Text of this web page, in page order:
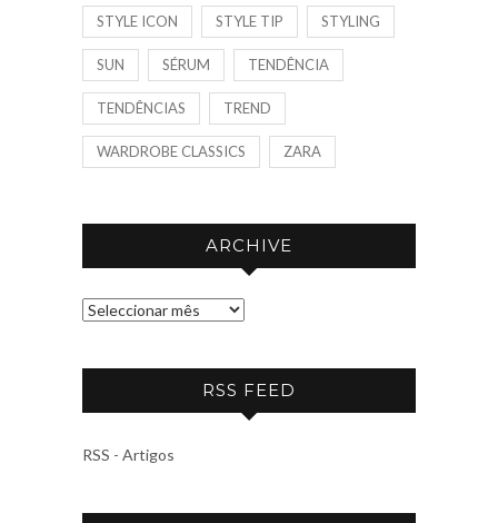
STYLE ICON STYLE TIP STYLING
SUN SÉRUM TENDÊNCIA
TENDÊNCIAS TREND
WARDROBE CLASSICS ZARA
ARCHIVE
A
C
V
RSS FEED
RSS - Artigos